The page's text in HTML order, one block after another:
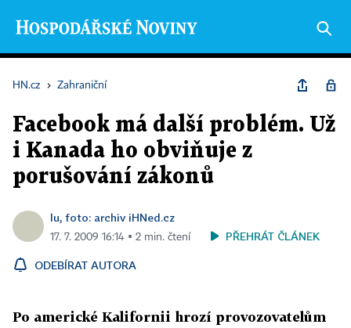
HN.cz › Zahraniční
Facebook má další problém. Už
i Kanada ho obviňuje z
porušování zákonů
lu, foto: archiv iHNed.cz
17. 7. 2009 16:14 ▪ 2 min. čtení PŘEHRÁT ČLÁNEK
ODEBÍRAT AUTORA
Po americké Kalifornii hrozí provozovatelům